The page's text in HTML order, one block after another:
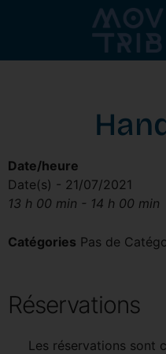
Date/heure
Date(s) - 21/07/2021
13 h 00 min - 14 h 00 min
Catégories Pas de
Réservations
Les réservations sont